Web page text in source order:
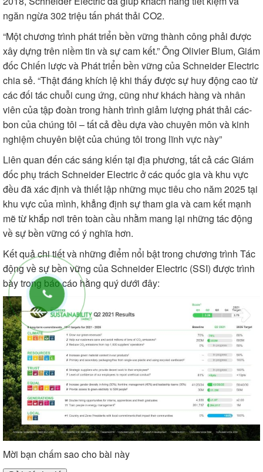
ngăn ngừa 302 triệu tấn phát thải CO2.
“Một chương trình phát triển bền vững thành công phải được
xây dựng trên niềm tin và sự cam kết.” Ông Olivier Blum, Giám
đốc Chiến lược và Phát triển bền vững của Schneider Electric
chia sẻ. “Thật đáng khích lệ khi thấy được sự huy động cao từ
các đối tác chuỗi cung ứng, cũng như khách hàng và nhân
viên của tập đoàn trong hành trình giảm lượng phát thải các-
bon của chúng tôi – tất cả đều dựa vào chuyên môn và kinh
nghiệm chuyên biệt của chúng tôi trong lĩnh vực này”
Liên quan đến các sáng kiến tại địa phương, tất cả các Giám
đốc phụ trách Schneider Electric ở các quốc gia và khu vực
đều đã xác định và thiết lập những mục tiêu cho năm 2025 tại
khu vực của mình, khẳng định sự tham gia và cam kết mạnh
mẽ từ khắp nơi trên toàn cầu nhằm mang lại những tác động
về sự bền vững có ý nghĩa hơn.
Kết quả chi tiết và những điểm nổi bật trong chương trình Tác
động về sự bền vững của Schneider Electric (SSI) được trình
bày trong báo cáo hằng quý dưới đây:
Mời bạn chấm sao cho bài này